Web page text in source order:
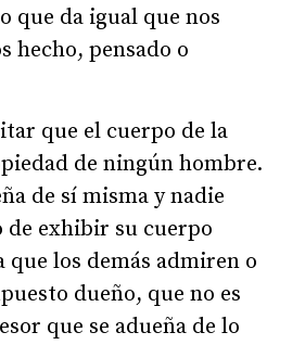
que da igual que nos
hecho, pensado o
que el cuerpo de la
de ningún hombre.
de sí misma y nadie
de exhibir su cuerpo
que los demás admiren o
dueño, que no es
que se adueña de lo